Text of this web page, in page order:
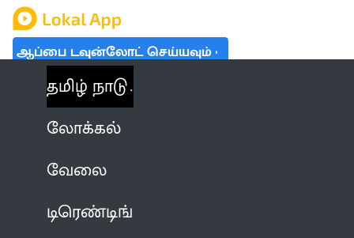
ஆப்பை டவுன்லோட் செய்யவும்
தமிழ் நாடு
லோக்கல்
வேலை
டிரெண்டிங்